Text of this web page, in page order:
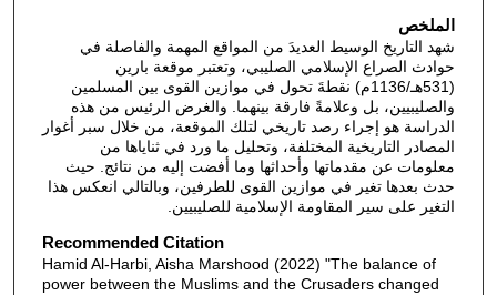
الملخص
شهد التاريخ الوسيط العديدَ من المواقع المهمة والفاصلة في
حوادث الصراع الإسلامي الصليبي، وتعتبر موقعة بارين
(531هـ/1136م) نقطةَ تحول في موازين القوى بين المسلمين
والصليبيين، بل وعلامةً فارقة بينهما. والغرض الرئيس من هذه
الدراسة هو إجراء رصد تاريخي لتلك الموقعة، من خلال سبر أغوار
المصادر التاريخية المختلفة، وتحليل ما ورد في ثناياها من
معلومات عن مقدماتها وأحداثها وما أفضت إليه من نتائج. حيث
حدث بعدها تغير في موازين القوى للطرفين، وبالتالي انعكس هذا
التغير على سير المقاومة الإسلامية للصليبيين.
Recommended Citation
Hamid Al-Harbi, Aisha Marshood (2022) "The balance of
power between the Muslims and the Crusaders changed